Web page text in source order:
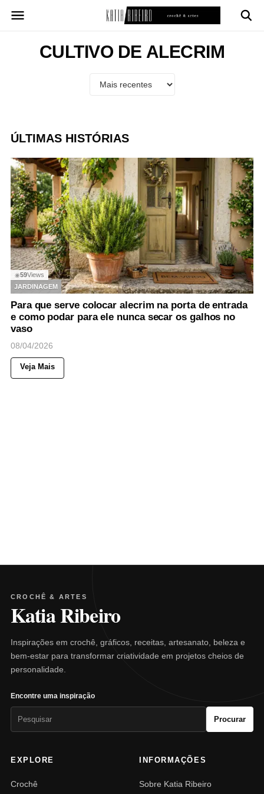
para
CULTIVO DE ALECRIM
ÚLTIMAS HISTÓRIAS
◉59Views
JARDINAGEM
Para que serve colocar alecrim na porta de entrada
e como podar para ele nunca secar os galhos no
vaso
08/04/2026
Veja Mais
CROCHÊ & ARTES
Katia Ribeiro
Inspirações em crochê, gráficos, receitas, artesanato, beleza e
bem-estar para transformar criatividade em projetos cheios de
personalidade.
Encontre uma inspiração
Procurar
EXPLORE
Crochê
INFORMAÇÕES
Sobre Katia Ribeiro